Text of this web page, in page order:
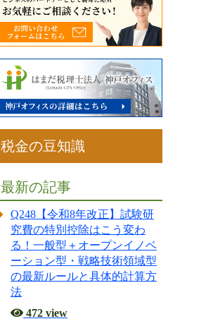
税金の豆知識
最新の記事
Q248【令和8年改正】試験研
究費の特別控除はこう変わ
る！一般型＋オープンイノベ
ーション型・戦略技術領域型
の最新ルールと具体的計算方
法
472 view